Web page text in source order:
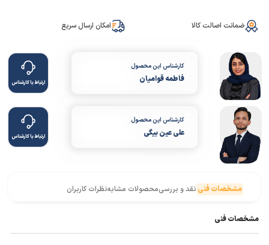
ضمانت اصالت کالا امکان ارسال سریع
کارشناس این محصول
فاطمه قوامیان ارتباط با کارشناس
کارشناس این محصول
علی عین بیگی ارتباط با کارشناس
مشخصات فنی نقد و بررسیمحصولات مشابهنظرات کاربران
مشخصات فنی